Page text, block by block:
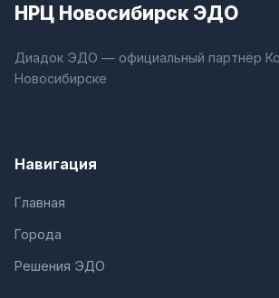
НРЦ Новосибирск ЭДО
Диадок ЭДО — официальный партнёр
Новосибирске
Навигация
Главная
Города
Решения ЭДО